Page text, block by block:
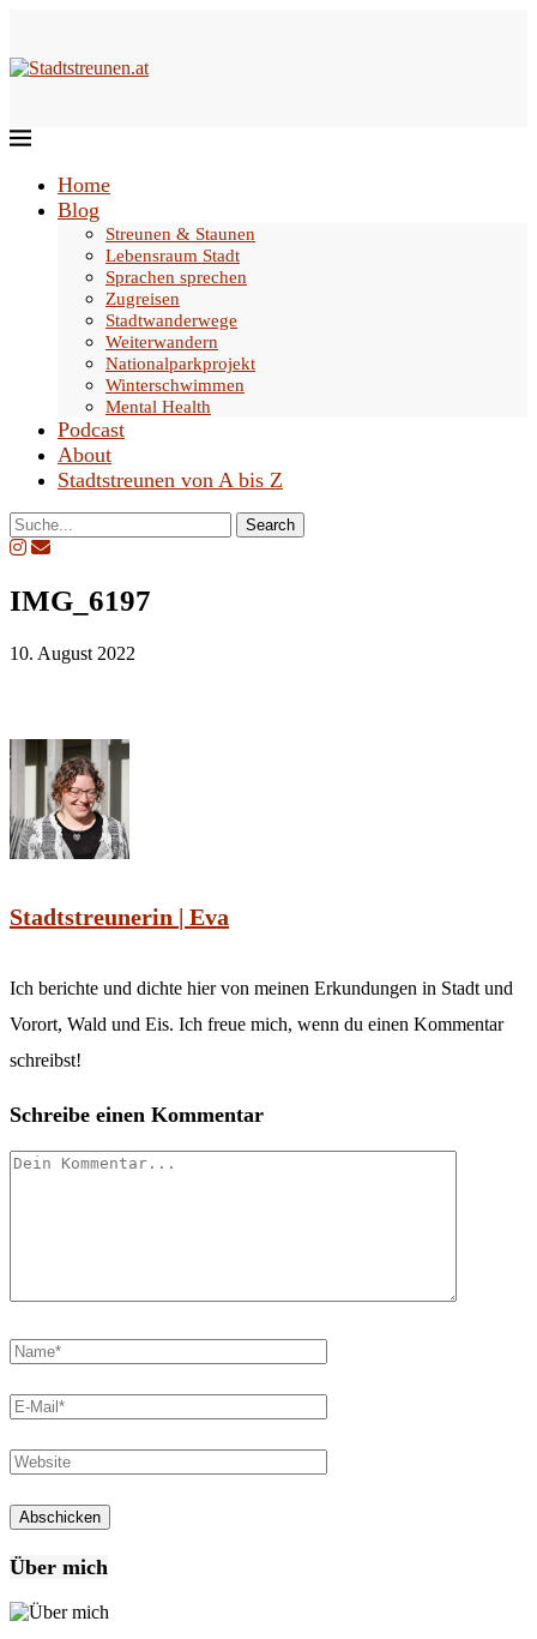
Home
Blog
Streunen & Staunen
Lebensraum Stadt
Sprachen sprechen
Zugreisen
Stadtwanderwege
Weiterwandern
Nationalparkprojekt
Winterschwimmen
Mental Health
Podcast
About
Stadtstreunen von A bis Z
Search
IMG_6197
10. August 2022
Stadtstreunerin | Eva
Ich berichte und dichte hier von meinen Erkundungen in Stadt und
Vorort, Wald und Eis. Ich freue mich, wenn du einen Kommentar
schreibst!
Schreibe einen Kommentar
Über mich